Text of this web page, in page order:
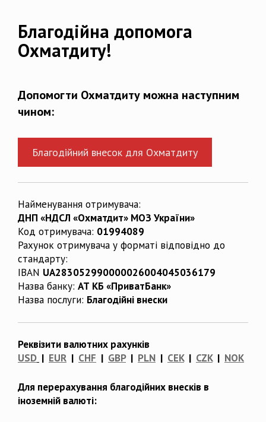
Благодійна допомога
Охматдиту!
Допомогти Охматдиту можна наступним
чином:
Благодійний внесок для Охматдиту
Найменування отримувача:
ДНП «НДСЛ «Охматдит» МОЗ України»
Код отримувача: 01994089
Рахунок отримувача у форматі відповідно до
стандарту:
IBAN UA283052990000026004045036179
Назва банку: АТ КБ «ПриватБанк»
Назва послуги: Благодійні внески
Реквізити валютних рахунків
USD | EUR | CHF | GBP| PLN | CEK| CZK| NOK
Для перерахування благодійних внесків в
іноземній валюті: